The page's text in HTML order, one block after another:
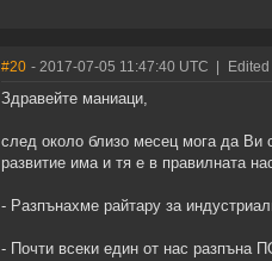
#20 - 2017-07-05 11:47:40 UTC
Здравейте маниаци,
след около близо месец мога да Ви
развитие има и тя е в правилната
- Разпънахме райтару за
- Почти всеки един от нас разпъна